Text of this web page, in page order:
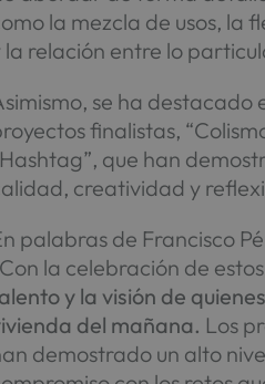
la mezcla de usos, la
la relación entre lo
se ha destacado
finalistas,
que han
creatividad y
palabras de Francisco
la celebración de
y la visión de
del mañana. Los
demostrado un alto